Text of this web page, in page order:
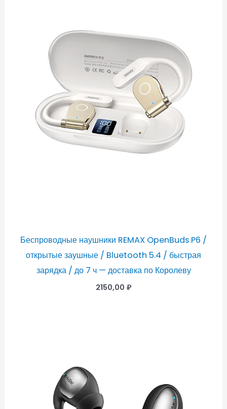
Беспроводные наушники REMAX OpenBuds P6 /
открытые заушные / Bluetooth 5.4 / быстрая
зарядка / до 7 ч — доставка по Королеву
2150,00 ₽